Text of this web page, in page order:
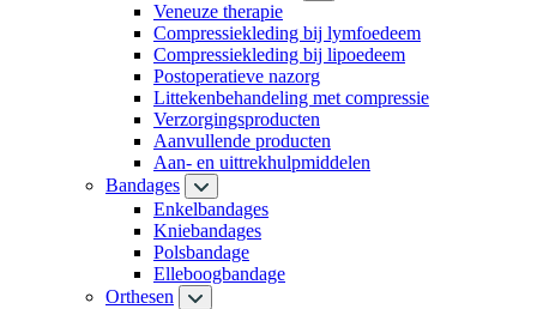
Veneuze therapie
Compressiekleding bij lymfoedeem
Compressiekleding bij lipoedeem
Postoperatieve nazorg
Littekenbehandeling met compressie
Verzorgingsproducten
Aanvullende producten
Aan- en uittrekhulpmiddelen
Bandages
Enkelbandages
Kniebandages
Polsbandage
Elleboogbandage
Orthesen